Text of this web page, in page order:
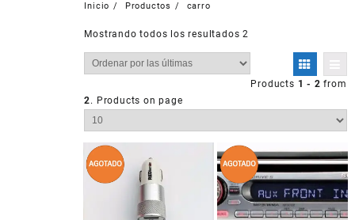
Inicio Productos carro
Mostrando todos los resultados 2
Products 1 - 2 from
2. Products on page